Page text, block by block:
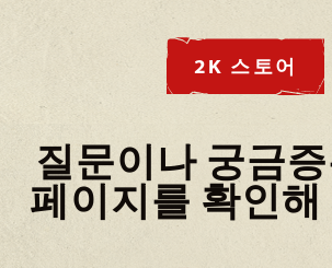
2K 스토어
질문이나 궁금
페이지를 확인